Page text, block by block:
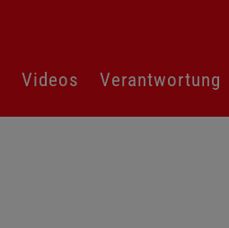
Videos Verantwortung